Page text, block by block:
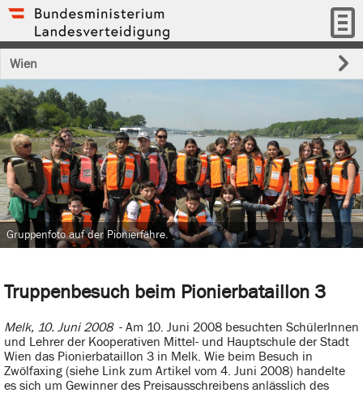
Wien
Truppenbesuch beim Pionierbataillon 3
Melk, 10. Juni 2008 - Am 10. Juni 2008 besuchten SchülerInnen
und Lehrer der Kooperativen Mittel- und Hauptschule der Stadt
Wien das Pionierbataillon 3 in Melk. Wie beim Besuch in
Zwölfaxing (siehe Link zum Artikel vom 4. Juni 2008) handelte
es sich um Gewinner des Preisausschreibens anlässlich des
Gruppenfoto auf der Pionierfähre.